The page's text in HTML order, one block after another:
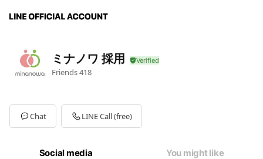
ミナノワ 採用
Friends418
Chat LINE Call (free)
Social media You might like